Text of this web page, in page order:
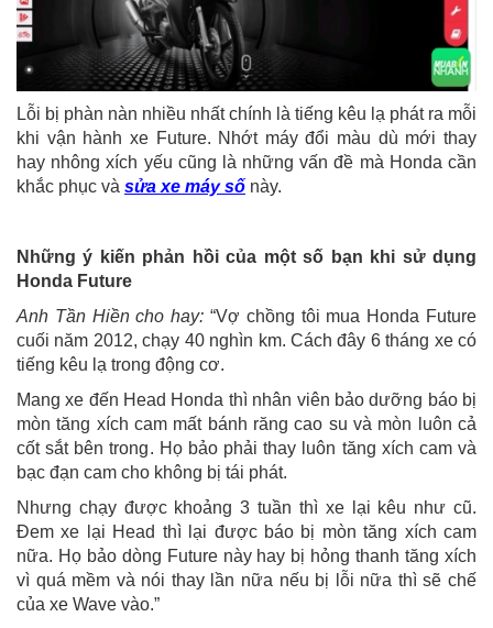
Lỗi bị phàn nàn nhiều nhất chính là tiếng kêu lạ phát ra mỗi
khi vận hành xe Future. Nhớt máy đổi màu dù mới thay
hay nhông xích yếu cũng là những vấn đề mà Honda cần
khắc phục và sửa xe máy số này.
Những ý kiến phản hồi của một số bạn khi sử dụng
Honda Future
Anh Tần Hiền cho hay: “Vợ chồng tôi mua Honda Future
cuối năm 2012, chạy 40 nghìn km. Cách đây 6 tháng xe có
tiếng kêu lạ trong động cơ.
Mang xe đến Head Honda thì nhân viên bảo dưỡng báo bị
mòn tăng xích cam mất bánh răng cao su và mòn luôn cả
cốt sắt bên trong. Họ bảo phải thay luôn tăng xích cam và
bạc đạn cam cho không bị tái phát.
Nhưng chạy được khoảng 3 tuần thì xe lại kêu như cũ.
Đem xe lại Head thì lại được báo bị mòn tăng xích cam
nữa. Họ bảo dòng Future này hay bị hỏng thanh tăng xích
vì quá mềm và nói thay lần nữa nếu bị lỗi nữa thì sẽ chế
của xe Wave vào.”